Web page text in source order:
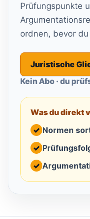
Prüfungspunkte
ordnen, bevor
Juristische
Kein Abo · du
Was du direkt
✓ Normen
✓
✓